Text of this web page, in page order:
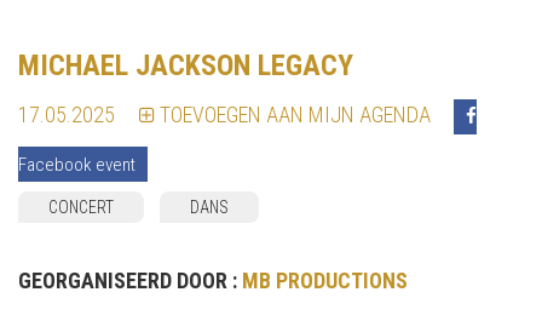
MICHAEL JACKSON LEGACY
17.05.2025 TOEVOEGEN AAN MIJN AGENDA
Facebook event
CONCERT DANS
GEORGANISEERD DOOR : MB PRODUCTIONS